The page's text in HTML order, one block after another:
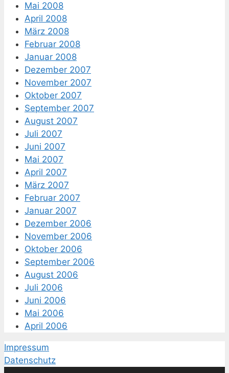
Mai 2008
April 2008
März 2008
Februar 2008
Januar 2008
Dezember 2007
November 2007
Oktober 2007
September 2007
August 2007
Juli 2007
Juni 2007
Mai 2007
April 2007
März 2007
Februar 2007
Januar 2007
Dezember 2006
November 2006
Oktober 2006
September 2006
August 2006
Juli 2006
Juni 2006
Mai 2006
April 2006
Impressum
Datenschutz